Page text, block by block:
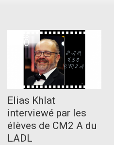
10
Elias Khlat
interviewé par les
élèves de CM2 A du
LADL